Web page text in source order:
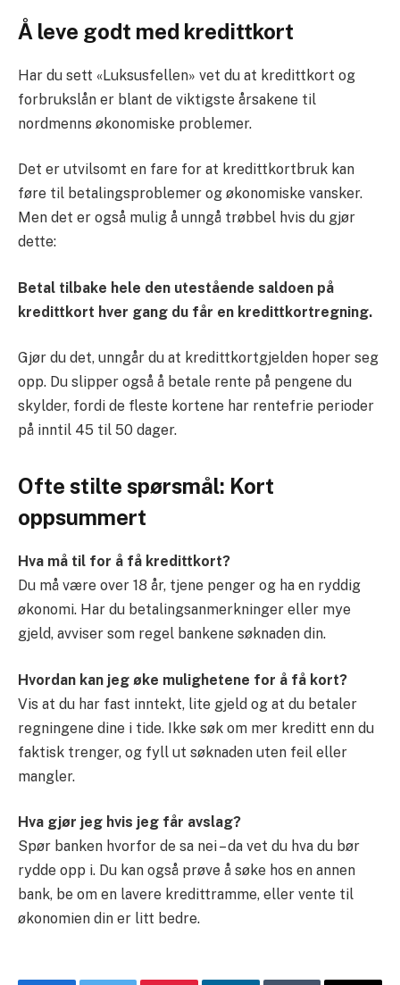
Å leve godt med kredittkort
Har du sett «Luksusfellen» vet du at kredittkort og
forbrukslån er blant de viktigste årsakene til
nordmenns økonomiske problemer.
Det er utvilsomt en fare for at kredittkortbruk kan
føre til betalingsproblemer og økonomiske vansker.
Men det er også mulig å unngå trøbbel hvis du gjør
dette:
Betal tilbake hele den utestående saldoen på
kredittkort hver gang du får en kredittkortregning.
Gjør du det, unngår du at kredittkortgjelden hoper seg
opp. Du slipper også å betale rente på pengene du
skylder, fordi de fleste kortene har rentefrie perioder
på inntil 45 til 50 dager.
Ofte stilte spørsmål: Kort
oppsummert
Hva må til for å få kredittkort?
Du må være over 18 år, tjene penger og ha en ryddig
økonomi. Har du betalingsanmerkninger eller mye
gjeld, avviser som regel bankene søknaden din.
Hvordan kan jeg øke mulighetene for å få kort?
Vis at du har fast inntekt, lite gjeld og at du betaler
regningene dine i tide. Ikke søk om mer kreditt enn du
faktisk trenger, og fyll ut søknaden uten feil eller
mangler.
Hva gjør jeg hvis jeg får avslag?
Spør banken hvorfor de sa nei – da vet du hva du bør
rydde opp i. Du kan også prøve å søke hos en annen
bank, be om en lavere kredittramme, eller vente til
økonomien din er litt bedre.